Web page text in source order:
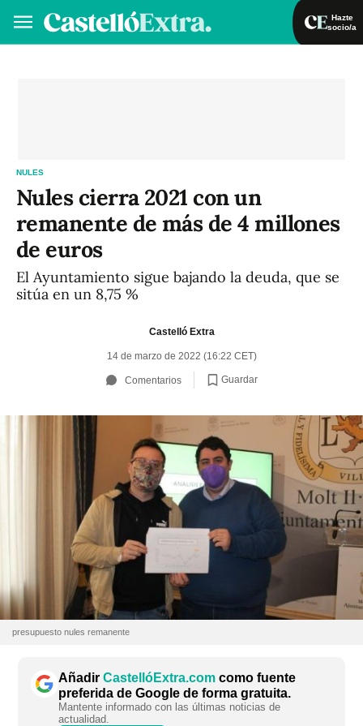
Hazte
socio/a
NULES
Nules cierra 2021 con un
remanente de más de 4 millones
de euros
El Ayuntamiento sigue bajando la deuda, que se
sitúa en un 8,75 %
Castelló Extra
14 de marzo de 2022 (16:22 CET)
Comentarios Guardar
presupuesto nules remanente
Añadir CastellóExtra.com como fuente
preferida de Google de forma gratuita.
Mantente informado con las últimas noticias de
actualidad.